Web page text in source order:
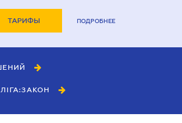
ТАРИФЫ ПОДРОБНЕЕ